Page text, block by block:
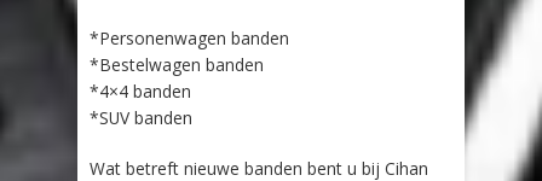
*Personenwagen banden
*Bestelwagen banden
*4×4 banden
*SUV banden
Wat betreft nieuwe banden bent u bij Cihan